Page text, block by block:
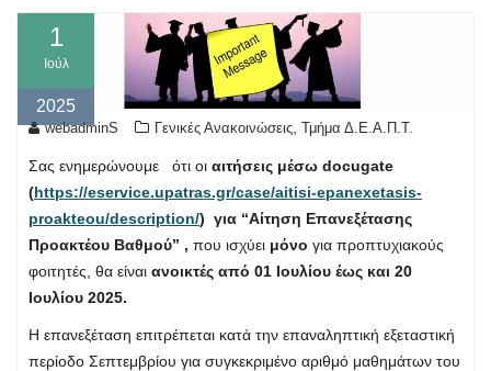
1
Ιούλ
2025
webadminS Γενικές Ανακοινώσεις Τμήμα Δ.Ε.Α.Π.Τ.
Σας ενημερώνουμε ότι οι αιτήσεις μέσω docugate
(https://eservice.upatras.gr/case/aitisi-epanexetasis-
proakteou/description/) για “Αίτηση Επανεξέτασης
Προακτέου Βαθμού” , που ισχύει μόνο για προπτυχιακούς
φοιτητές, θα είναι ανοικτές από 01 Ιουλίου έως και 20
Ιουλίου 2025.
Η επανεξέταση επιτρέπεται κατά την επαναληπτική εξεταστική
περίοδο Σεπτεμβρίου για συγκεκριμένο αριθμό μαθημάτων του